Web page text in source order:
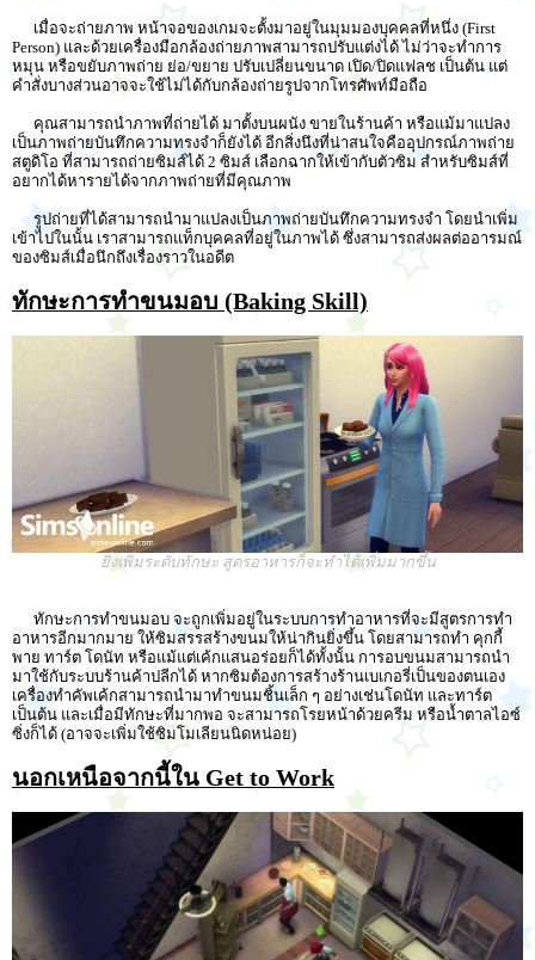
เมื่อจะถ่ายภาพ หน้าจอของเกมจะตั้งมาอยู่ในมุมมองบุคคลที่หนึ่ง (First
Person) และด้วยเครื่องมือกล้องถ่ายภาพสามารถปรับแต่งได้ ไม่ว่าจะทำการ
หมุน หรือขยับภาพถ่าย ย่อ/ขยาย ปรับเปลี่ยนขนาด เปิด/ปิดแฟลช เป็นต้น แต่
คำสั่งบางส่วนอาจจะใช้ไม่ได้กับกล้องถ่ายรูปจากโทรศัพท์มือถือ
คุณสามารถนำภาพที่ถ่ายได้ มาตั้งบนผนัง ขายในร้านค้า หรือแม้มาแปลง
เป็นภาพถ่ายบันทึกความทรงจำก็ยังได้ อีกสิ่งนึงที่น่าสนใจคืออุปกรณ์ภาพถ่าย
สตูดิโอ ที่สามารถถ่ายซิมส์ได้ 2 ซิมส์ เลือกฉากให้เข้ากับตัวซิม สำหรับซิมส์ที่
อยากได้หารายได้จากภาพถ่ายที่มีคุณภาพ
รูปถ่ายที่ได้สามารถนำมาแปลงเป็นภาพถ่ายบันทึกความทรงจำ โดยนำเพิ่ม
เข้าไปในนั้น เราสามารถแท็กบุคคลที่อยู่ในภาพได้ ซึ่งสามารถส่งผลต่ออารมณ์
ของซิมส์เมื่อนึกถึงเรื่องราวในอดีต
ทักษะการทำขนมอบ (Baking Skill)
ยิ่งเพิ่มระดับทักษะ สูตรอาหารก็จะทำได้เพิ่มมากขึ้น
ทักษะการทำขนมอบ จะถูกเพิ่มอยู่ในระบบการทำอาหารที่จะมีสูตรการทำ
อาหารอีกมากมาย ให้ซิมสรรสร้างขนมให้น่ากินยิ่งขึ้น โดยสามารถทำ คุกกี้
พาย ทาร์ต โดนัท หรือแม้แต่เค้กแสนอร่อยก็ได้ทั้งนั้น การอบขนมสามารถนำ
มาใช้กับระบบร้านค้าปลีกได้ หากซิมต้องการสร้างร้านเบเกอรี่เป็นของตนเอง
เครื่องทำคัพเค้กสามารถนำมาทำขนมชิ้นเล็ก ๆ อย่างเช่นโดนัท และทาร์ต
เป็นต้น และเมื่อมีทักษะที่มากพอ จะสามารถโรยหน้าด้วยครีม หรือน้ำตาลไอซ์
ซิ่งก็ได้ (อาจจะเพิ่มใช้ซิมโมเลียนนิดหน่อย)
นอกเหนือจากนี้ใน Get to Work